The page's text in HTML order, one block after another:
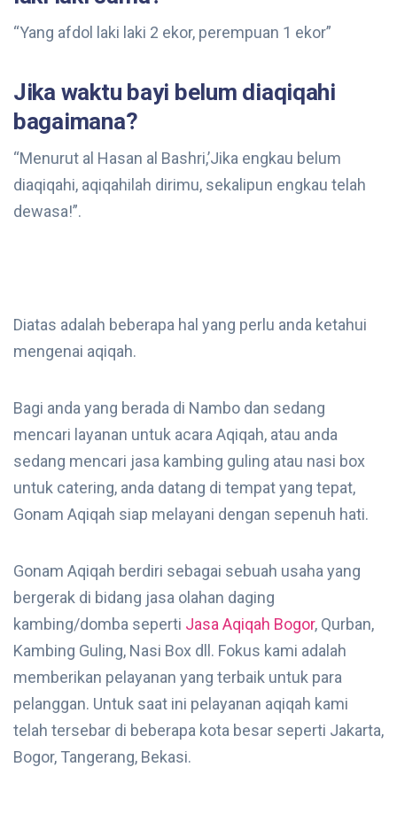
“Yang afdol laki laki 2 ekor, perempuan 1 ekor”
Jika waktu bayi belum diaqiqahi
bagaimana?
“Menurut al Hasan al Bashri,’Jika engkau belum
diaqiqahi, aqiqahilah dirimu, sekalipun engkau telah
dewasa!”.
Diatas adalah beberapa hal yang perlu anda ketahui
mengenai aqiqah.
Bagi anda yang berada di Nambo dan sedang
mencari layanan untuk acara Aqiqah, atau anda
sedang mencari jasa kambing guling atau nasi box
untuk catering, anda datang di tempat yang tepat,
Gonam Aqiqah siap melayani dengan sepenuh hati.
Gonam Aqiqah berdiri sebagai sebuah usaha yang
bergerak di bidang jasa olahan daging
kambing/domba seperti Jasa Aqiqah Bogor, Qurban,
Kambing Guling, Nasi Box dll. Fokus kami adalah
memberikan pelayanan yang terbaik untuk para
pelanggan. Untuk saat ini pelayanan aqiqah kami
telah tersebar di beberapa kota besar seperti Jakarta,
Bogor, Tangerang, Bekasi.